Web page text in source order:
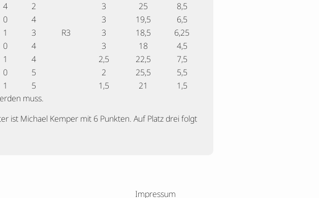
4 2 3 25
8,5
0 4 3 19,5
6,5
1 3 R3 3 18,5
6,25
0 4 3 18
4,5
1 4 2,5 22,5
7,5
0 5 2 25,5
5,5
1 5 1,5 21
1,5
muss.
ist Michael Kemper mit 6 Punkten. Auf Platz drei folgt
Impressum